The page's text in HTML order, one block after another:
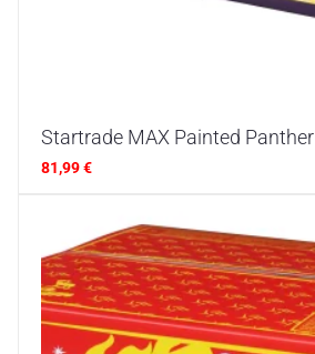
Startrade MAX Painted Panther
81,99€